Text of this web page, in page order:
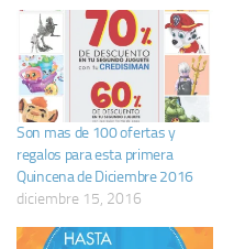
Son mas de 100 ofertas y
regalos para esta primera
Quincena de Diciembre 2016
diciembre 15, 2016